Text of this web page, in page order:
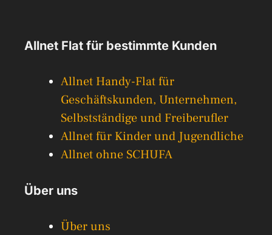
Allnet Flat für bestimmte Kunden
Allnet Handy-Flat für
Geschäftskunden, Unternehmen,
Selbstständige und Freiberufler
Allnet für Kinder und Jugendliche
Allnet ohne SCHUFA
Über uns
Über uns